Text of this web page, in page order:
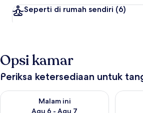
Seperti di rumah sendiri (6)
Opsi kamar
Periksa ketersediaan untuk
Malam ini
Agu 6 - Agu 7
Periksa ketersediaan untuk malam ini